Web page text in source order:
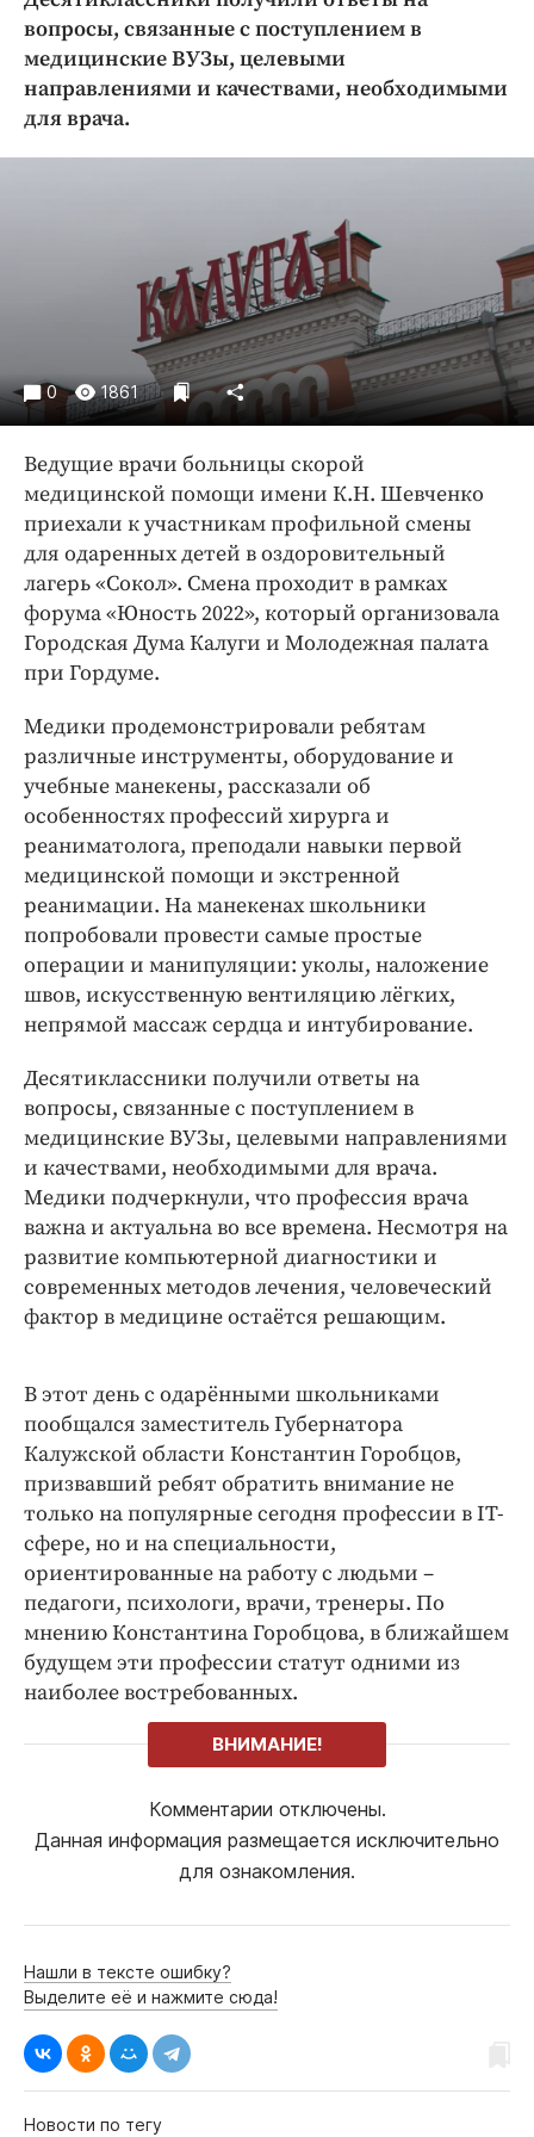
Культура
Недвижимость и ЖКХ
Образование
Общество
Происшествия
Экономика и бизнес
ПРОЕКТЫ
Блоги
Издания
Медиаперсона
Интересное чтиво
Клиника года
Бренд года
Работодатель года
вопросы, связанные с поступлением в
медицинские ВУЗы, целевыми
направлениями и качествами, необходимыми
для врача.
0 1861
Ведущие врачи больницы скорой
медицинской помощи имени К.Н. Шевченко
приехали к участникам профильной смены
для одаренных детей в оздоровительный
лагерь «Сокол». Смена проходит в рамках
форума «Юность 2022», который организовала
Городская Дума Калуги и Молодежная палата
при Гордуме.
Медики продемонстрировали ребятам
различные инструменты, оборудование и
учебные манекены, рассказали об
особенностях профессий хирурга и
реаниматолога, преподали навыки первой
медицинской помощи и экстренной
реанимации. На манекенах школьники
попробовали провести самые простые
операции и манипуляции: уколы, наложение
швов, искусственную вентиляцию лёгких,
непрямой массаж сердца и интубирование.
Десятиклассники получили ответы на
вопросы, связанные с поступлением в
медицинские ВУЗы, целевыми направлениями
и качествами, необходимыми для врача.
Медики подчеркнули, что профессия врача
важна и актуальна во все времена. Несмотря на
развитие компьютерной диагностики и
современных методов лечения, человеческий
фактор в медицине остаётся решающим.
В этот день с одарёнными школьниками
пообщался заместитель Губернатора
Калужской области Константин Горобцов,
призвавший ребят обратить внимание не
только на популярные сегодня профессии в IT-
сфере, но и на специальности,
ориентированные на работу с людьми –
педагоги, психологи, врачи, тренеры. По
мнению Константина Горобцова, в ближайшем
будущем эти профессии статут одними из
наиболее востребованных.
ВНИМАНИЕ!
Комментарии отключены.
Данная информация размещается исключительно
для ознакомления.
Нашли в тексте ошибку?
Выделите её и нажмите сюда!
Новости по тегу